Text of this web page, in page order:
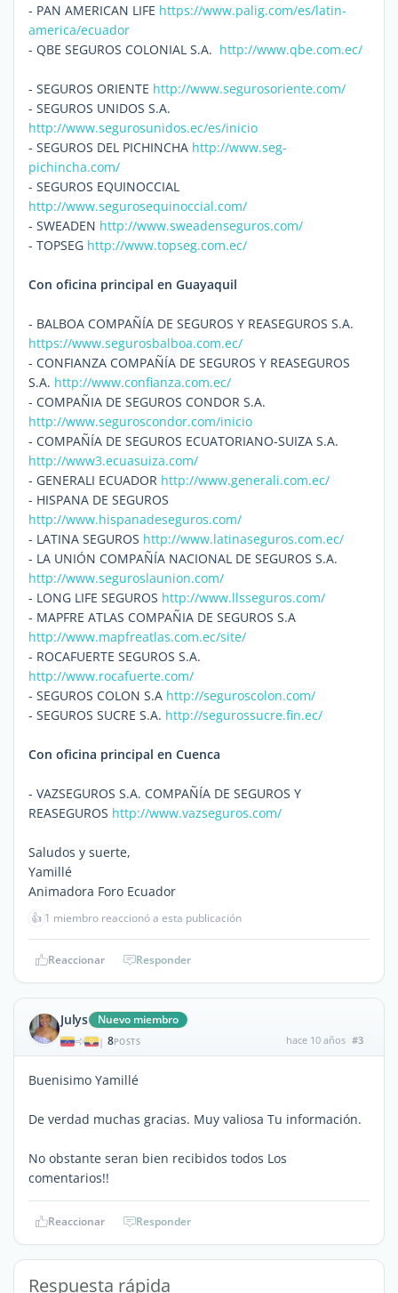
- PAN AMERICAN LIFE https://www.palig.com/es/latin-
america/ecuador
- QBE SEGUROS COLONIAL S.A. http://www.qbe.com.ec/
- SEGUROS ORIENTE http://www.segurosoriente.com/
- SEGUROS UNIDOS S.A.
http://www.segurosunidos.ec/es/inicio
- SEGUROS DEL PICHINCHA http://www.seg-
pichincha.com/
- SEGUROS EQUINOCCIAL
http://www.segurosequinoccial.com/
- SWEADEN http://www.sweadenseguros.com/
- TOPSEG http://www.topseg.com.ec/
Con oficina principal en Guayaquil
- BALBOA COMPAÑÍA DE SEGUROS Y REASEGUROS S.A.
https://www.segurosbalboa.com.ec/
- CONFIANZA COMPAÑÍA DE SEGUROS Y REASEGUROS
S.A. http://www.confianza.com.ec/
- COMPAÑIA DE SEGUROS CONDOR S.A.
http://www.seguroscondor.com/inicio
- COMPAÑÍA DE SEGUROS ECUATORIANO-SUIZA S.A.
http://www3.ecuasuiza.com/
- GENERALI ECUADOR http://www.generali.com.ec/
- HISPANA DE SEGUROS
http://www.hispanadeseguros.com/
- LATINA SEGUROS http://www.latinaseguros.com.ec/
- LA UNIÓN COMPAÑÍA NACIONAL DE SEGUROS S.A.
http://www.seguroslaunion.com/
- LONG LIFE SEGUROS http://www.llsseguros.com/
- MAPFRE ATLAS COMPAÑIA DE SEGUROS S.A
http://www.mapfreatlas.com.ec/site/
- ROCAFUERTE SEGUROS S.A.
http://www.rocafuerte.com/
- SEGUROS COLON S.A http://seguroscolon.com/
- SEGUROS SUCRE S.A. http://segurossucre.fin.ec/
Con oficina principal en Cuenca
- VAZSEGUROS S.A. COMPAÑÍA DE SEGUROS Y
REASEGUROS http://www.vazseguros.com/
Saludos y suerte,
Yamillé
Animadora Foro Ecuador
👍 1 miembro reaccionó a esta publicación
Reaccionar Responder
Julys Nuevo miembro
| 8POSTS hace 10 años #3
Buenisimo Yamillé
De verdad muchas gracias. Muy valiosa Tu información.
No obstante seran bien recibidos todos Los
comentarios!!
Reaccionar Responder
Respuesta rápida